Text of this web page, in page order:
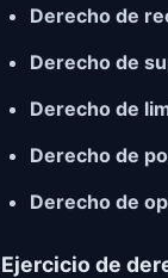
Derecho de
Derecho de
Derecho de
Derecho de
Derecho de
Ejercicio de